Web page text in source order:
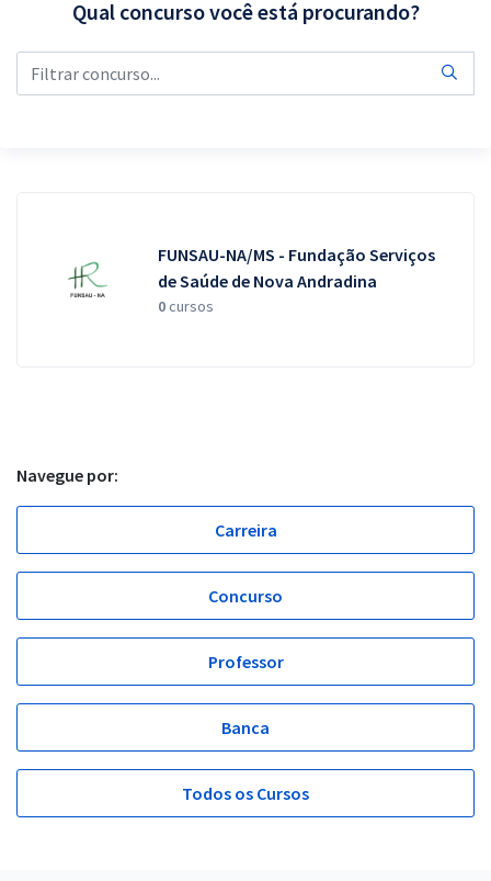
Conteúdo gratuito
Qual concurso você está procurando?
FUNSAU-NA/MS - Fundação Serviços
de Saúde de Nova Andradina
0cursos
Navegue por:
Carreira
Concurso
Professor
Banca
Todos os Cursos